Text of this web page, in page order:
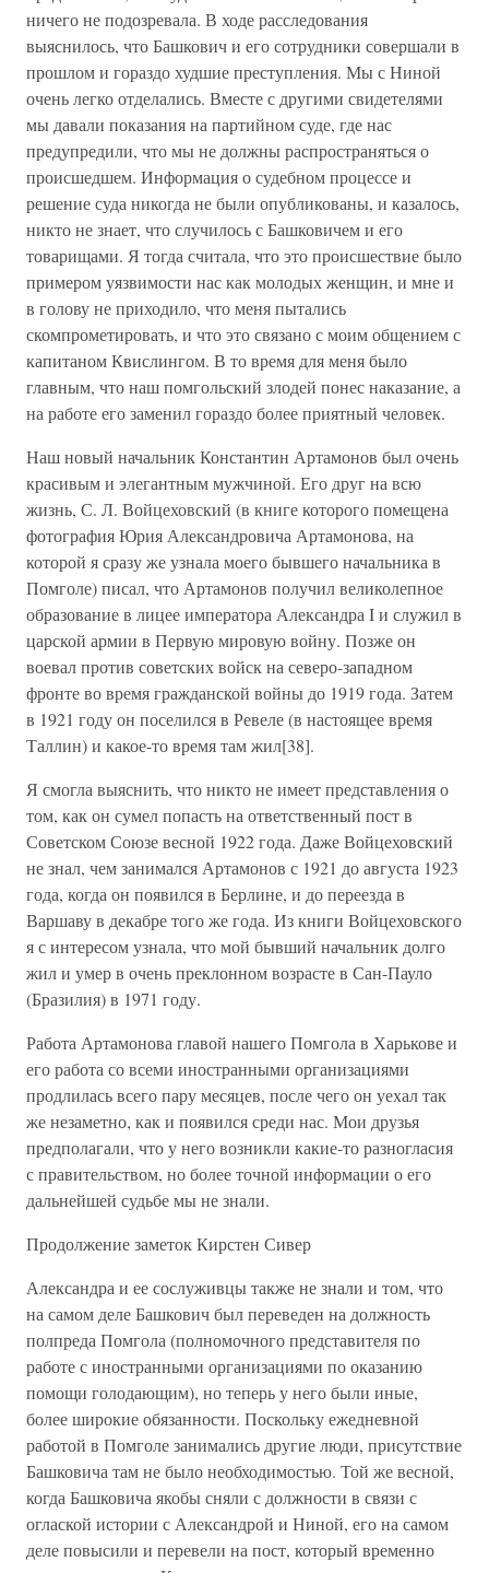
ничего не подозревала. В ходе расследования
выяснилось, что Башкович и его сотрудники совершали в
прошлом и гораздо худшие преступления. Мы с Ниной
очень легко отделались. Вместе с другими свидетелями
мы давали показания на партийном суде, где нас
предупредили, что мы не должны распространяться о
происшедшем. Информация о судебном процессе и
решение суда никогда не были опубликованы, и казалось,
никто не знает, что случилось с Башковичем и его
товарищами. Я тогда считала, что это происшествие было
примером уязвимости нас как молодых женщин, и мне и
в голову не приходило, что меня пытались
скомпрометировать, и что это связано с моим общением с
капитаном Квислингом. В то время для меня было
главным, что наш помгольский злодей понес наказание, а
на работе его заменил гораздо более приятный человек.
Наш новый начальник Константин Артамонов был очень
красивым и элегантным мужчиной. Его друг на всю
жизнь, С. Л. Войцеховский (в книге которого помещена
фотография Юрия Александровича Артамонова, на
которой я сразу же узнала моего бывшего начальника в
Помголе) писал, что Артамонов получил великолепное
образование в лицее императора Александра I и служил в
царской армии в Первую мировую войну. Позже он
воевал против советских войск на северо-западном
фронте во время гражданской войны до 1919 года. Затем
в 1921 году он поселился в Ревеле (в настоящее время
Таллин) и какое-то время там жил[38].
Я смогла выяснить, что никто не имеет представления о
том, как он сумел попасть на ответственный пост в
Советском Союзе весной 1922 года. Даже Войцеховский
не знал, чем занимался Артамонов с 1921 до августа 1923
года, когда он появился в Берлине, и до переезда в
Варшаву в декабре того же года. Из книги Войцеховского
я с интересом узнала, что мой бывший начальник долго
жил и умер в очень преклонном возрасте в Сан-Пауло
(Бразилия) в 1971 году.
Работа Артамонова главой нашего Помгола в Харькове и
его работа со всеми иностранными организациями
продлилась всего пару месяцев, после чего он уехал так
же незаметно, как и появился среди нас. Мои друзья
предполагали, что у него возникли какие-то разногласия
с правительством, но более точной информации о его
дальнейшей судьбе мы не знали.
Продолжение заметок Кирстен Сивер
Александра и ее сослуживцы также не знали и том, что
на самом деле Башкович был переведен на должность
полпреда Помгола (полномочного представителя по
работе с иностранными организациями по оказанию
помощи голодающим), но теперь у него были иные,
более широкие обязанности. Поскольку ежедневной
работой в Помголе занимались другие люди, присутствие
Башковича там не было необходимостью. Той же весной,
когда Башковича якобы сняли с должности в связи с
оглаской истории с Александрой и Ниной, его на самом
деле повысили и перевели на пост, который временно